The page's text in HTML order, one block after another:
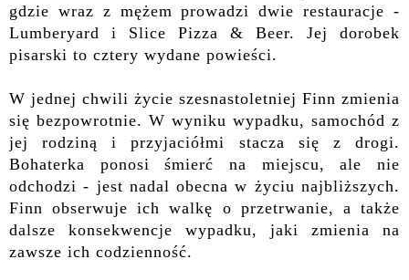
gdzie wraz z mężem prowadzi dwie restauracje -
Lumberyard i Slice Pizza & Beer. Jej dorobek
pisarski to cztery wydane powieści.
W jednej chwili życie szesnastoletniej Finn zmienia
się bezpowrotnie. W wyniku wypadku, samochód z
jej rodziną i przyjaciółmi stacza się z drogi.
Bohaterka ponosi śmierć na miejscu, ale nie
odchodzi - jest nadal obecna w życiu najbliższych.
Finn obserwuje ich walkę o przetrwanie, a także
dalsze konsekwencje wypadku, jaki zmienia na
zawsze ich codzienność.